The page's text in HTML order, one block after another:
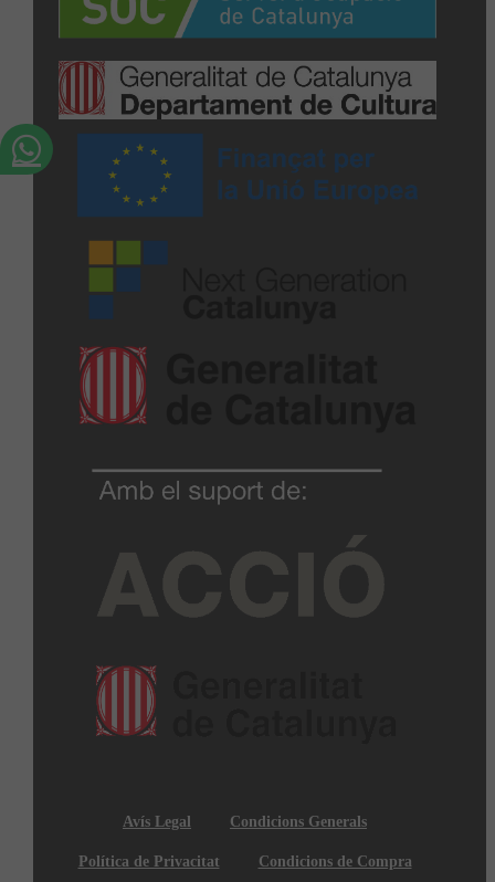
Avís Legal Condicions Generals
Política de Privacitat Condicions de Compra